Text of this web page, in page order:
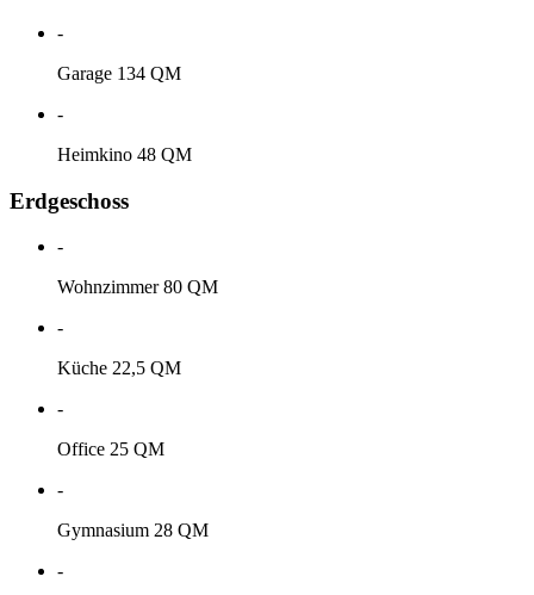
-
Garage 134 QM
-
Heimkino 48 QM
Erdgeschoss
-
Wohnzimmer 80 QM
-
Küche 22,5 QM
-
Office 25 QM
-
Gymnasium 28 QM
-